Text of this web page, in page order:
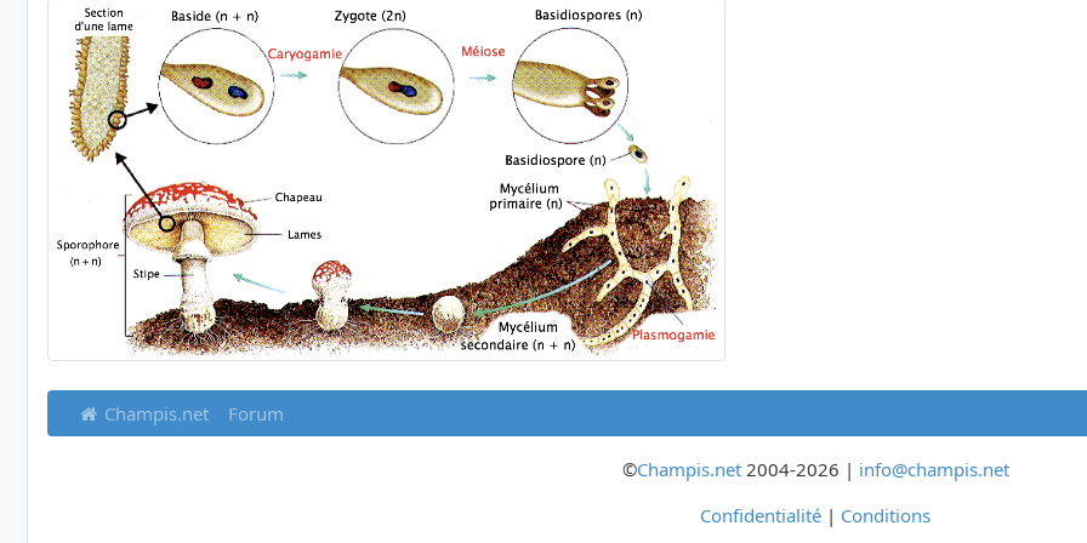
Champis.net Forum
©Champis.net2004-2026 | info@champis.net
Confidentialité | Conditions